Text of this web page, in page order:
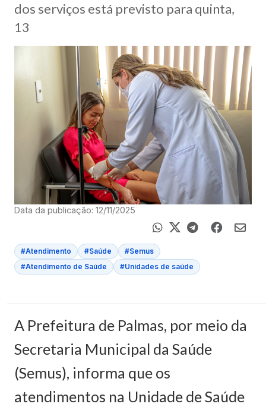
dos serviços está previsto para quinta,
13
Data da publicação: 12/11/2025
#Atendimento #Saúde
#Semus
#Atendimento de Saúde
#Unidades de saúde
A Prefeitura de Palmas, por meio da
Secretaria Municipal da Saúde
(Semus), informa que os
atendimentos na Unidade de Saúde